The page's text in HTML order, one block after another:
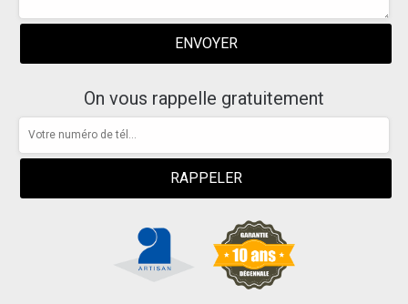
On vous rappelle gratuitement